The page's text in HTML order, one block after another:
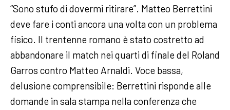
“Sono stufo di dovermi ritirare”. Matteo Berrettini
deve fare i conti ancora una volta con un problema
fisico. Il trentenne romano è stato costretto ad
abbandonare il match nei quarti di finale del Roland
Garros contro Matteo Arnaldi. Voce bassa,
delusione comprensibile: Berrettini risponde alle
domande in sala stampa nella conferenza che